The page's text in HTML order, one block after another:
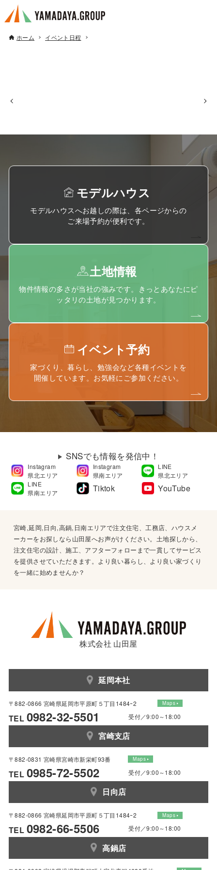
ホーム イベント日程
モデルハウス
モデルハウスへお越しの際は、各ページからの
ご来場予約が便利です。
土地情報
物件情報の多さが当社の強みです。きっとあなたにピ
ッタリの土地が見つかります。
イベント予約
家づくり、暮らし、勉強会など各種イベントを
開催しています。お気軽にご参加ください。
SNSでも情報を発信中！
Instagram
県北エリア
Instagram
県南エリア
LINE
県北エリア
LINE
県南エリア
Tiktok YouTube
宮崎,延岡,日向,高鍋,日南エリアで注文住宅、工務店、ハウスメ
ーカーをお探しなら山田屋へお声がけください。土地探しから、
注文住宅の設計、施工、アフターフォローまで一貫してサービス
を提供させていただきます。より良い暮らし、より良い家づくり
を一緒に始めませんか？
株式会社 山田屋
延岡本社
〒882-0866 宮崎県延岡市平原町５丁目1484ｰ2 Maps
TEL 0982-32-5501 受付／9:00～18:00
宮崎支店
〒882-0831 宮崎県宮崎市新栄町93番 Maps
TEL 0985-72-5502 受付／9:00～18:00
日向店
〒882-0866 宮崎県延岡市平原町５丁目1484ｰ2 Maps
TEL 0982-66-5506 受付／9:00～18:00
高鍋店